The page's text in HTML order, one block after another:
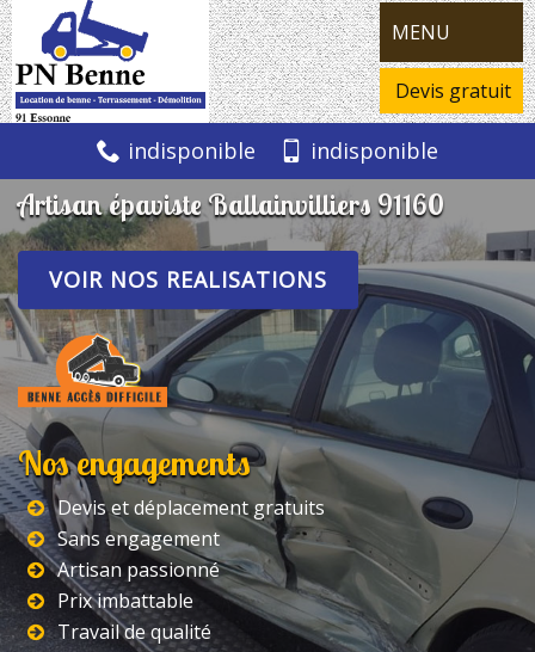
MENU
Devis gratuit
indisponible indisponible
Artisan épaviste Ballainvilliers 91160
VOIR NOS REALISATIONS
Nos engagements
Devis et déplacement gratuits
Sans engagement
Artisan passionné
Prix imbattable
Travail de qualité